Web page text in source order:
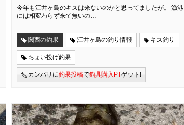
今年も江井ヶ島のキスは来ないのかと思ってましたが。 漁港
には相変わらず来て無いの…
関西の釣果 江井ヶ島の釣り情報 キス釣り
ちょい投げ釣果
カンパリに釣果投稿で釣具購入PTゲット!